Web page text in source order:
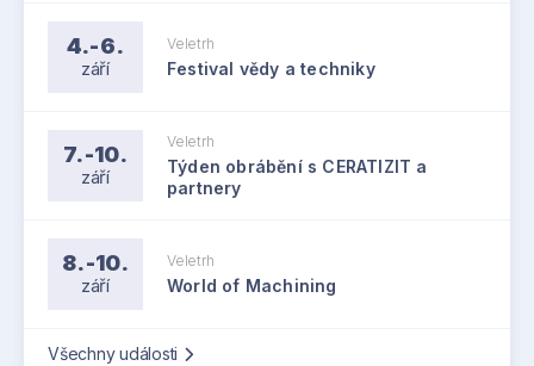
4.-6.
září
Veletrh
Festival vědy a techniky
7.-10.
září
Veletrh
Týden obrábění s CERATIZIT a
partnery
8.-10.
září
Veletrh
World of Machining
Všechny události